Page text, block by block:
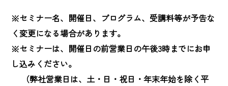
※セミナー名、開催日、プログラム、受講料等が予告な
く変更になる場合があります。
※セミナーは、開催日の前営業日の午後3時までにお申
し込みください。
（弊社営業日は、土・日・祝日・年末年始を除く平